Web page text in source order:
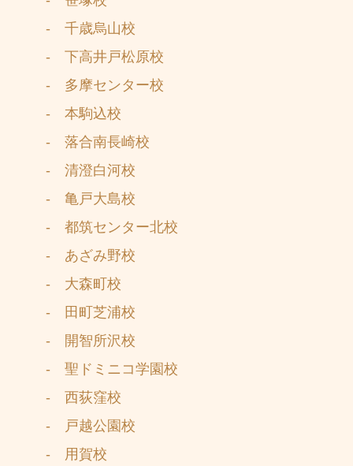
- 千歳烏山校
- 下高井戸松原校
- 多摩センター校
- 本駒込校
- 落合南長崎校
- 清澄白河校
- 亀戸大島校
- 都筑センター北校
- あざみ野校
- 大森町校
- 田町芝浦校
- 開智所沢校
- 聖ドミニコ学園校
- 西荻窪校
- 戸越公園校
- 用賀校